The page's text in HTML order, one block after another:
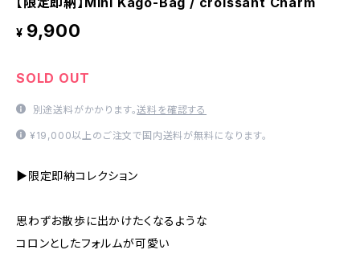
¥ 9,900
SOLD OUT
別途送料がかかります。送料を確認する
¥19,000以上のご注文で国内送料が無料になります。
▶限定即納コレクション
思わずお散歩に出かけたくなるような
コロンとしたフォルムが可愛い